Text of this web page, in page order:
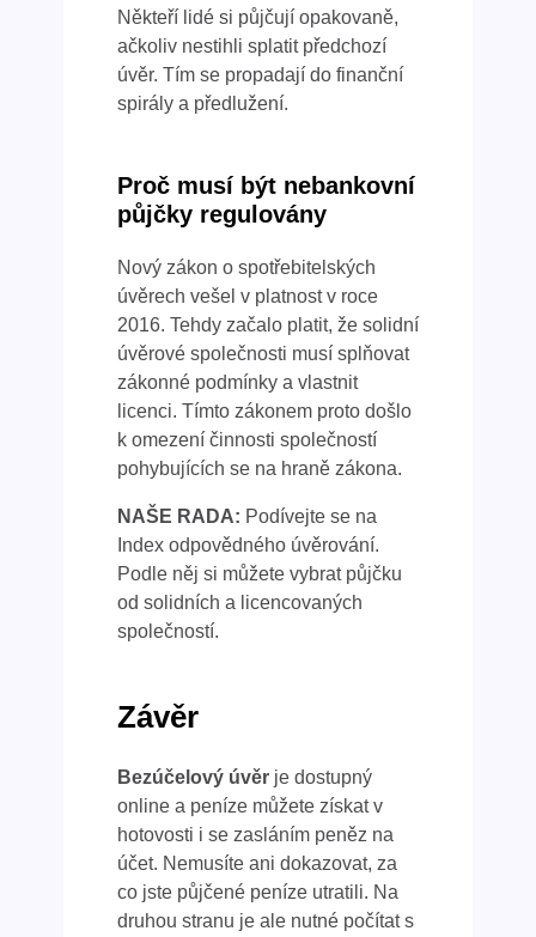
Někteří lidé si půjčují opakovaně,
ačkoliv nestihli splatit předchozí
úvěr. Tím se propadají do finanční
spirály a předlužení.
Proč musí být nebankovní
půjčky regulovány
Nový zákon o spotřebitelských
úvěrech vešel v platnost v roce
2016. Tehdy začalo platit, že solidní
úvěrové společnosti musí splňovat
zákonné podmínky a vlastnit
licenci. Tímto zákonem proto došlo
k omezení činnosti společností
pohybujících se na hraně zákona.
NAŠE RADA: Podívejte se na
Index odpovědného úvěrování.
Podle něj si můžete vybrat půjčku
od solidních a licencovaných
společností.
Závěr
Bezúčelový úvěrje dostupný
online a peníze můžete získat v
hotovosti i se zasláním peněz na
účet. Nemusíte ani dokazovat, za
co jste půjčené peníze utratili. Na
druhou stranu je ale nutné počítat s